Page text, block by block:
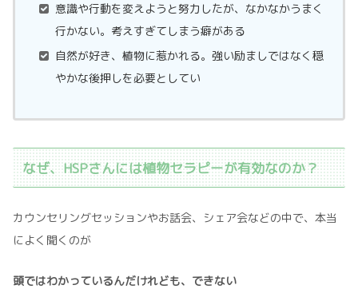
意識や行動を変えようと努力したが、なかなかうまく
行かない。考えすぎてしまう癖がある
自然が好き、植物に惹かれる。強い励ましではなく穏
やかな後押しを必要としてい
なぜ、HSPさんには植物セラピーが有効なのか？
カウンセリングセッションやお話会、シェア会などの中で、本当
によく聞くのが
頭ではわかっているんだけれども、できない